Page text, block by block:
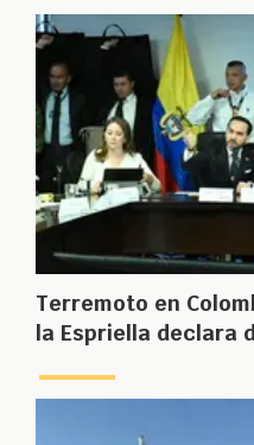
Terremoto en
la Espriella declara